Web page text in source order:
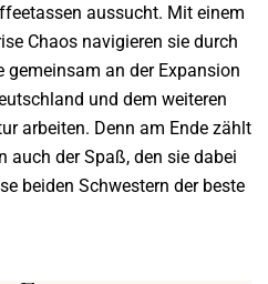
aussucht. Mit einem
Chaos navigieren sie durch
gemeinsam an der Expansion
und dem weiteren
arbeiten. Denn am Ende zählt
auch der Spaß, den sie dabei
beiden Schwestern der beste